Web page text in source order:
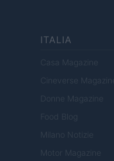
ITALIA
Casa Magazine
Cineverse Magazine
Donne Magazine
Food Blog
Milano Notizie
Motor Magazine